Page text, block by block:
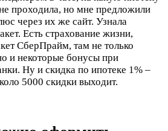
проходила, но мне предложили
через их же сайт. Узнала
Есть страхование жизни,
СберПрайм, там не только
и некоторые бонусы при
Ну и скидка по ипотеке 1% –
5000 скидки выходит.